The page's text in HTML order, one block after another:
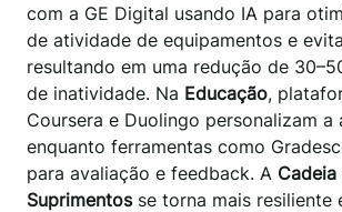
com a GE Digital usando IA para
de atividade de equipamentos e
resultando em uma redução de
de inatividade. Na Educação,
Coursera e Duolingo personalizam a
enquanto ferramentas como
para avaliação e feedback. A Cadeia
Suprimentosse torna mais resiliente